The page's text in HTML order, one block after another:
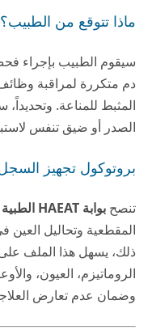
ماذا تتوقع من الطبيب؟
سيقوم الطبيب بإجراء
دم متكررة لمراقبة وظائف
المثبط للمناعة.
الصدر أو ضيق تنفس
بروتوكول تجهيز
تنصح بوابة HAEAT الطبية
ذلك، يسهل هذا الملف
الروماتيزم، العيون،
وضمان عدم تعارض